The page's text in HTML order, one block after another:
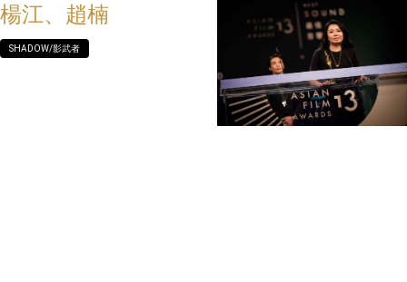
楊江、趙楠
SHADOW/影武者